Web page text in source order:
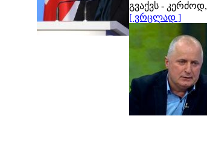
გვაქვს - კერძოდ,
[ ვრცლად ]